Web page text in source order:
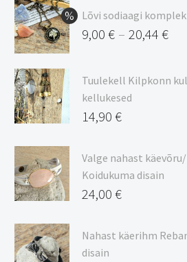
Lõvi sodiaagi
9,00 € – 20,44 €
9,00 €
kuni
20,44 €
Tuulekell Kilpkonn
kellukesed
14,90 €
Valge nahast
Koidukuma disain
24,00 €
Nahast käerihm
disain